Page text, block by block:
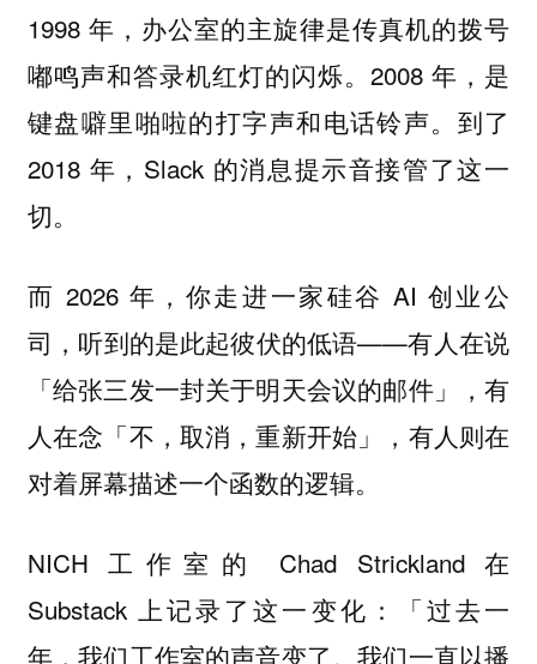
1998 年，办公室的主旋律是传真机的拨号
嘟鸣声和答录机红灯的闪烁。2008 年，是
键盘噼里啪啦的打字声和电话铃声。到了
2018 年，Slack 的消息提示音接管了这一
切。
而 2026 年，你走进一家硅谷 AI 创业公
司，听到的是此起彼伏的低语——有人在说
「给张三发一封关于明天会议的邮件」，有
人在念「不，取消，重新开始」，有人则在
对着屏幕描述一个函数的逻辑。
NICH 工作室的 Chad Strickland 在
Substack 上记录了这一变化：「过去一
年，我们工作室的声音变了。我们一直以播